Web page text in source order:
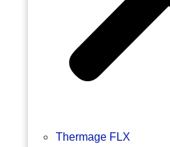
Thermage FLX